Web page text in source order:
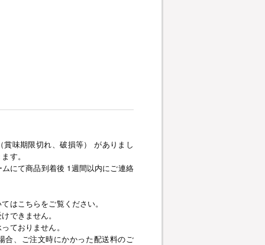
味期限切れ、破損等） がありまし
す。
にて商品到着後 1週間以内にご連絡
はこちらをご覧ください。
できません。
ておりません。
合、ご注文時にかかった配送料のご